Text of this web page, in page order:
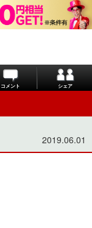
コメント シェア
2019.06.01